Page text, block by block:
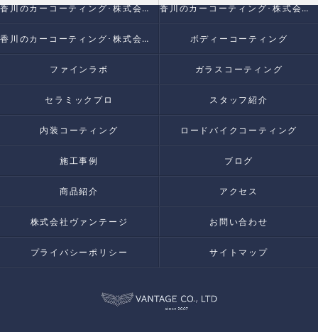
香川のカーコーティング･株式会社VANTAGEの口コミ情報 香川のカーコーティング･株式会社VANTAGEの評判
香川のカーコーティング･株式会社VANTAGEのお客様の声 ボディーコーティング
ファインラボ ガラスコーティング
セラミックプロ スタッフ紹介
内装コーティング ロードバイクコーティング
施工事例 ブログ
商品紹介 アクセス
株式会社ヴァンテージ お問い合わせ
プライバシーポリシー サイトマップ